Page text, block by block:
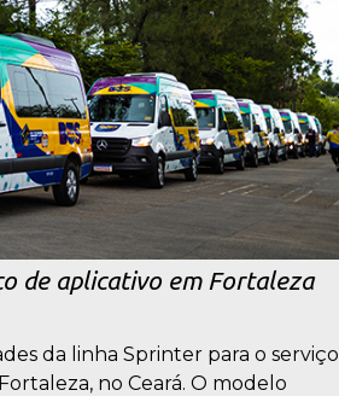
de aplicativo em Fortaleza
da linha Sprinter para o serviço
no Ceará. O modelo